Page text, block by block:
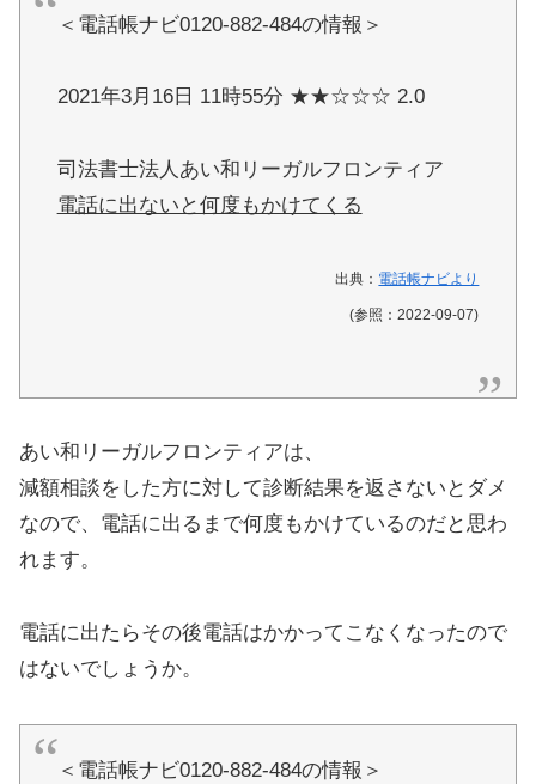
＜電話帳ナビ0120-882-484の情報＞
2021年3月16日 11時55分 ★★☆☆☆ 2.0
司法書士法人あい和リーガルフロンティア
電話に出ないと何度もかけてくる
出典： 電話帳ナビより
(参照：2022-09-07)
あい和リーガルフロンティアは、
減額相談をした方に対して診断結果を返さないとダメ
なので、電話に出るまで何度もかけているのだと思わ
れます。
電話に出たらその後電話はかかってこなくなったので
はないでしょうか。
＜電話帳ナビ0120-882-484の情報＞